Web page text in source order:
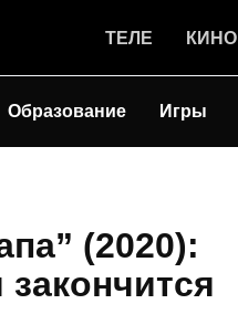
ТЕЛЕ КИНО
Образование Игры
(2020):